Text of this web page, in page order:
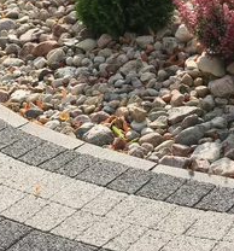
Płyta Betonowa Astro
Płyta Betonowa Bosso Mezzo
Pozostałe...